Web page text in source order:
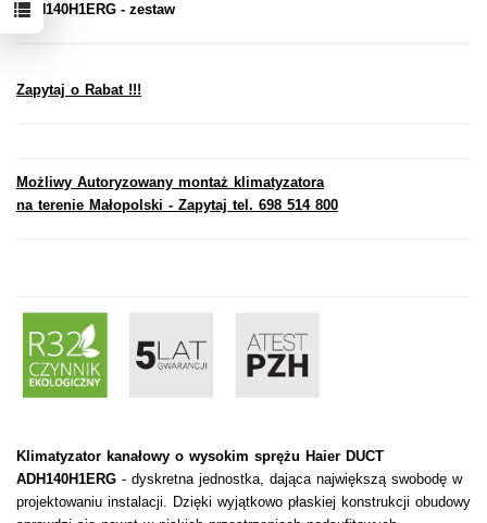
ADH140H1ERG - zestaw
Zapytaj o Rabat !!!
Możliwy Autoryzowany montaż klimatyzatora
na terenie Małopolski - Zapytaj tel. 698 514 800
Klimatyzator kanałowy o wysokim sprężu Haier DUCT
ADH140H1ERG - dyskretna jednostka, dająca największą swobodę w
projektowaniu instalacji. Dzięki wyjątkowo płaskiej konstrukcji obudowy